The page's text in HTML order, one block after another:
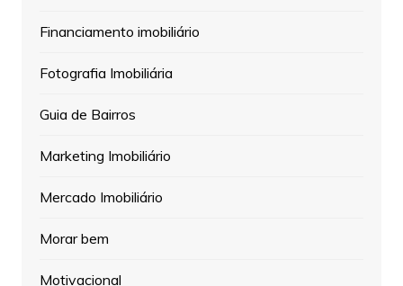
Financiamento imobiliário
Fotografia Imobiliária
Guia de Bairros
Marketing Imobiliário
Mercado Imobiliário
Morar bem
Motivacional